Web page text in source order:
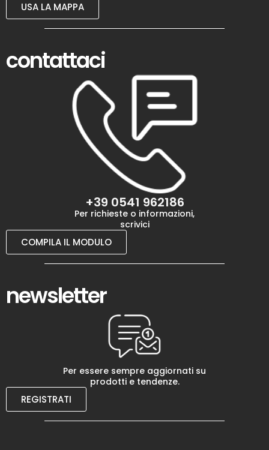
USA LA MAPPA
contattaci
+39 0541 962186
Per richieste o informazioni,
scrivici
COMPILA IL MODULO
newsletter
Per essere sempre aggiornati su
prodotti e tendenze.
REGISTRATI